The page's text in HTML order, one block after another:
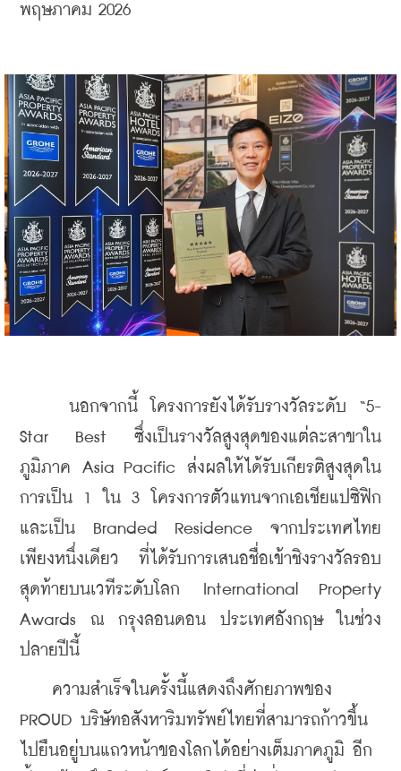
พฤษภาคม 2026
​ นอกจากนี้ โครงการยังได้รับรางวัลระดับ “5-
Star Best ซึ่งเป็นรางวัลสูงสุดของแต่ละสาขาใน
ภูมิภาค Asia Pacific ส่งผลให้ได้รับเกียรติสูงสุดใน
การเป็น 1 ใน 3 โครงการตัวแทนจากเอเชียแปซิฟิก
และเป็น Branded Residence จากประเทศไทย
เพียงหนึ่งเดียว
ที่ได้รับการเสนอชื่อเข้าชิงรางวัลรอบ
สุดท้ายบนเวทีระดับโลก International Property
Awards ณ กรุงลอนดอน ประเทศอังกฤษ ในช่วง
ปลายปีนี้
ความสำเร็จในครั้งนี้แสดงถึงศักยภาพของ
PROUD บริษัทอสังหาริมทรัพย์ไทยที่สามารถก้าวขึ้น
ไปยืนอยู่บนแถวหน้าของโลกได้อย่างเต็มภาคภูมิ อีก